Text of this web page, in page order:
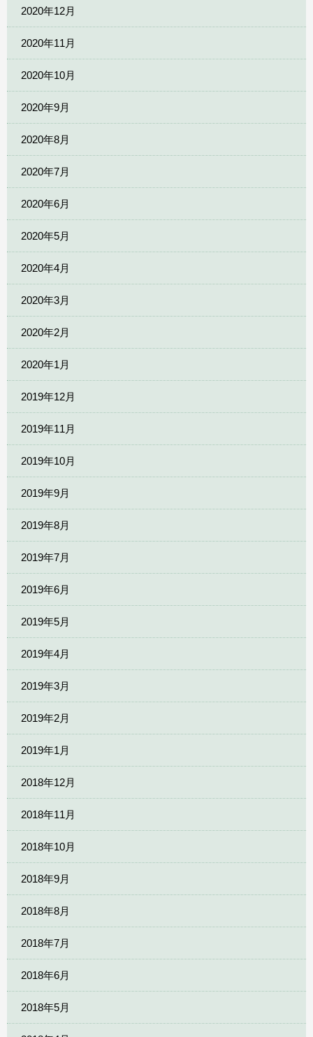
2020年12月
2020年11月
2020年10月
2020年9月
2020年8月
2020年7月
2020年6月
2020年5月
2020年4月
2020年3月
2020年2月
2020年1月
2019年12月
2019年11月
2019年10月
2019年9月
2019年8月
2019年7月
2019年6月
2019年5月
2019年4月
2019年3月
2019年2月
2019年1月
2018年12月
2018年11月
2018年10月
2018年9月
2018年8月
2018年7月
2018年6月
2018年5月